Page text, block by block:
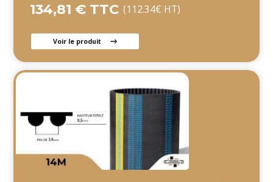
134,81 € TTC (112.34€ HT)
Voir le produit